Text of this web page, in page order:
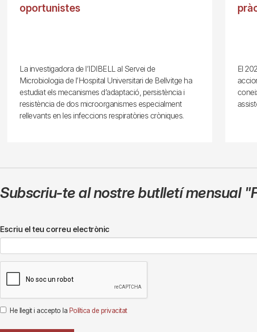
oportunistes
La investigadora de l’IDIBELL al Servei de
Microbiologia de l’Hospital Universitari de Bellvitge ha
estudiat els mecanismes d’adaptació, persistència i
resistència de dos microorganismes especialment
rellevants en les infeccions respiratòries cròniques.
El
Subscriu-te al nostre butlletí mensual
Escriu el teu correu electrònic
He llegit i accepto la Política de privacitat